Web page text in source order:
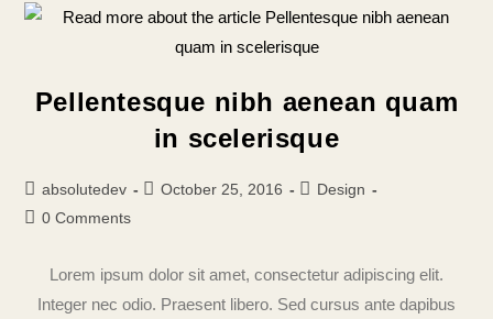
Pellentesque nibh aenean quam
in scelerisque
absolutedev October 25, 2016
Design
0 Comments
Lorem ipsum dolor sit amet, consectetur adipiscing elit.
Integer nec odio. Praesent libero. Sed cursus ante dapibus